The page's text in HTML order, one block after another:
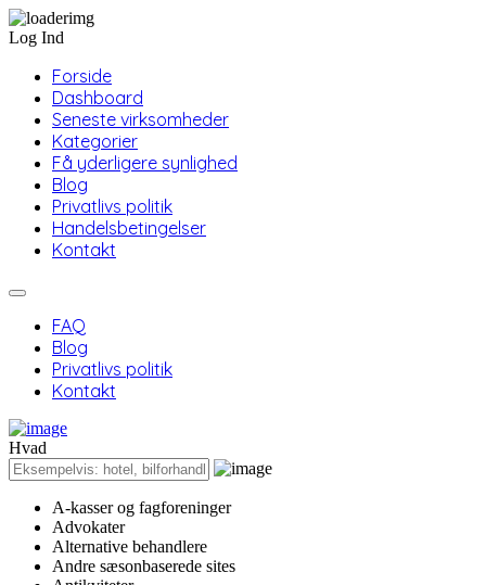
Log Ind
Forside
Dashboard
Seneste virksomheder
Kategorier
Få yderligere synlighed
Blog
Privatlivs politik
Handelsbetingelser
Kontakt
FAQ
Blog
Privatlivs politik
Kontakt
Hvad
A-kasser og fagforeninger
Advokater
Alternative behandlere
Andre sæsonbaserede sites